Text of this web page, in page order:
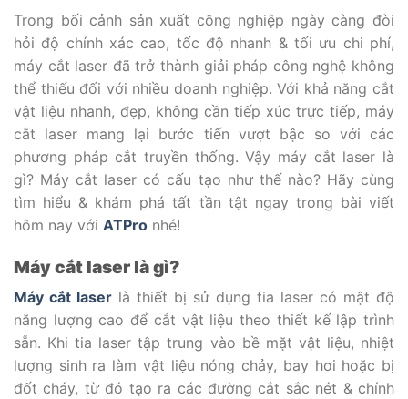
Trong bối cảnh sản xuất công nghiệp ngày càng đòi
hỏi độ chính xác cao, tốc độ nhanh & tối ưu chi phí,
máy cắt laser đã trở thành giải pháp công nghệ không
thể thiếu đối với nhiều doanh nghiệp. Với khả năng cắt
vật liệu nhanh, đẹp, không cần tiếp xúc trực tiếp, máy
cắt laser mang lại bước tiến vượt bậc so với các
phương pháp cắt truyền thống. Vậy máy cắt laser là
gì? Máy cắt laser có cấu tạo như thế nào? Hãy cùng
tìm hiểu & khám phá tất tần tật ngay trong bài viết
hôm nay với ATPro nhé!
Máy cắt laser là gì?
Máy cắt laser là thiết bị sử dụng tia laser có mật độ
năng lượng cao để cắt vật liệu theo thiết kế lập trình
sẵn. Khi tia laser tập trung vào bề mặt vật liệu, nhiệt
lượng sinh ra làm vật liệu nóng chảy, bay hơi hoặc bị
đốt cháy, từ đó tạo ra các đường cắt sắc nét & chính